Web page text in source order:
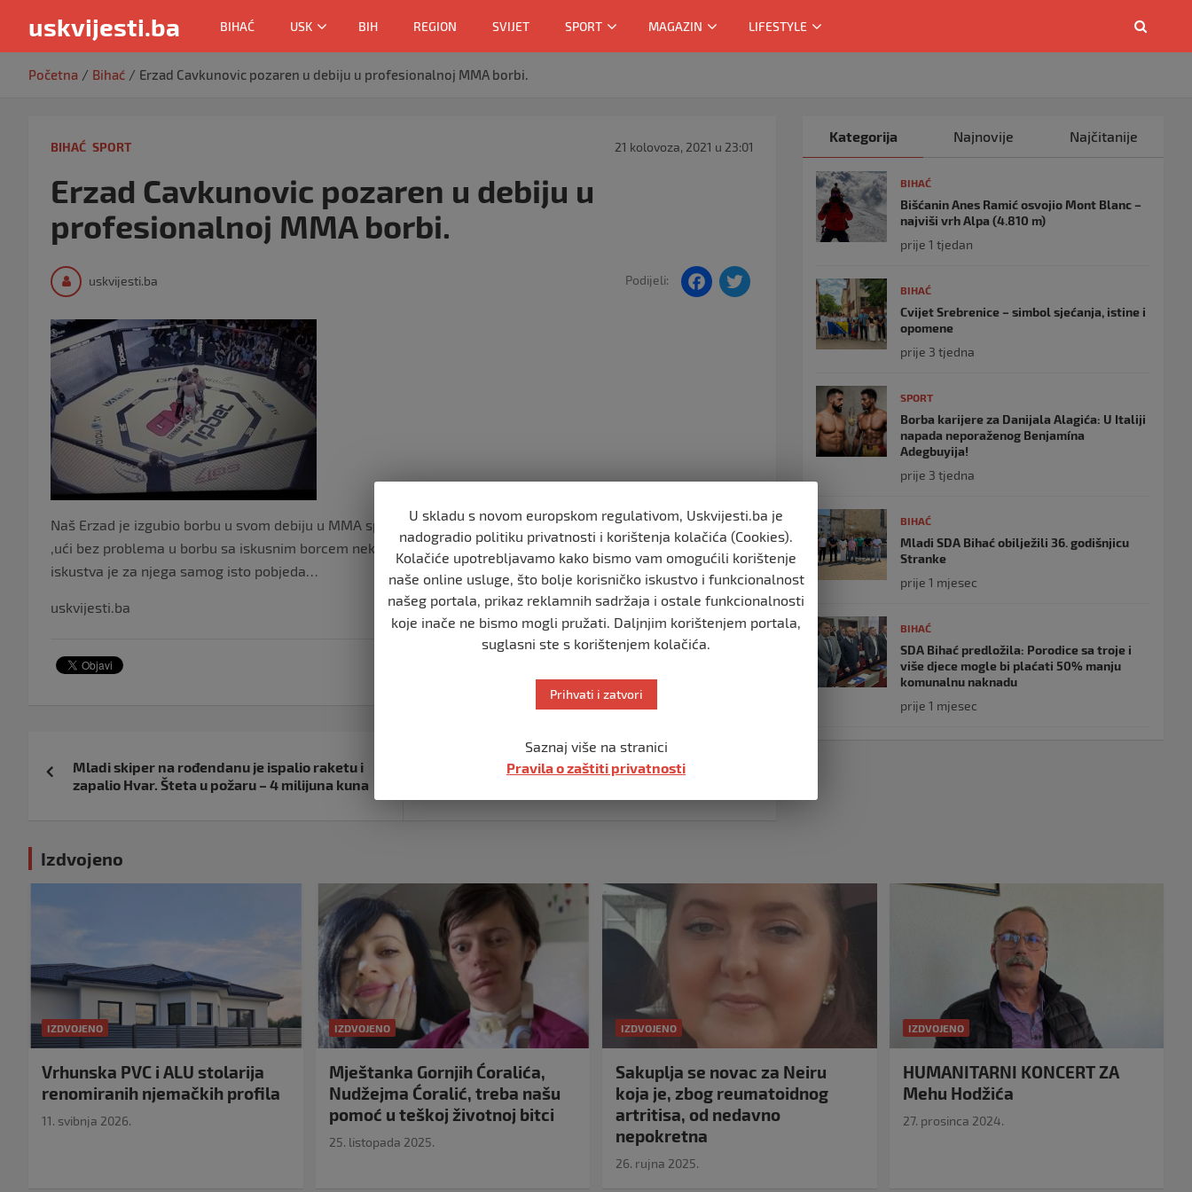
uskvijesti.ba BIHAĆ USK BIH REGION SVIJET SPORT MAGAZIN LIFESTYLE
Početna Bihać Erzad Cavkunovic pozaren u debiju u profesionalnoj MMA borbi.
BIHAĆ SPORT 21 kolovoza, 2021 u 23:01
Erzad Cavkunovic pozaren u debiju u
profesionalnoj MMA borbi.
uskvijesti.ba Podijeli:
F
k
Naš Erzad je izgubio borbu u svom debiju u MMA sportu,ali za nas je najveci pobjednik. Neko sa velikim srcem
,ući bez problema u borbu sa iskusnim borcem nekim ko ima iza sebe toliko borbi i pobjeda , prije svega
iskustva je za njega samog isto pobjeda…
uskvijesti.ba
objava
Mladi skiper na rođendanu je ispalio raketu i
zapalio Hvar. Šteta u požaru – 4 milijuna kuna
OPASNA NAJAVA,IDEMO U RASPAD BiH’! Dodik:
Kategorija Najnovije Najčitanije
BIHAĆ
Bišćanin Anes Ramić osvojio Mont Blanc –
najviši vrh Alpa (4.810 m)
prije 1 tjedan
BIHAĆ
Cvijet Srebrenice – simbol sjećanja, istine i
opomene
prije 3 tjedna
SPORT
Borba karijere za Danijala Alagića: U Italiji
napada neporaženog Benjamína
Adegbuyija!
prije 3 tjedna
BIHAĆ
Mladi SDA Bihać obilježili 36. godišnjicu
Stranke
prije 1 mjesec
BIHAĆ
SDA Bihać predložila: Porodice sa troje i
više djece mogle bi plaćati 50% manju
komunalnu naknadu
prije 1 mjesec
Izdvojeno
IZDVOJENO
Vrhunska PVC i ALU stolarija
renomiranih njemačkih profila
11. svibnja 2026.
IZDVOJENO
Mještanka Gornjih Ćoralića,
Nudžejma Ćoralić, treba našu
pomoć u teškoj životnoj bitci
25. listopada 2025.
IZDVOJENO
Sakuplja se novac za Neiru
koja je, zbog reumatoidnog
artritisa, od nedavno
nepokretna
26. rujna 2025.
IZDVOJENO
HUMANITARNI KONCERT ZA
Mehu Hodžića
27. prosinca 2024.
U skladu s novom europskom regulativom, Uskvijesti.ba je
nadogradio politiku privatnosti i korištenja kolačića (Cookies).
Kolačiće upotrebljavamo kako bismo vam omogućili korištenje
naše online usluge, što bolje korisničko iskustvo i funkcionalnost
našeg portala, prikaz reklamnih sadržaja i ostale funkcionalnosti
koje inače ne bismo mogli pružati. Daljnjim korištenjem portala,
suglasni ste s korištenjem kolačića.
Prihvati i zatvori
Saznaj više na stranici
Pravila o zaštiti privatnosti